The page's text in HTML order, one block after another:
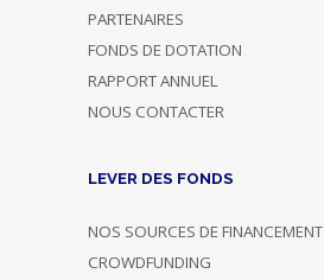
PARTENAIRES
FONDS DE DOTATION
RAPPORT ANNUEL
NOUS CONTACTER
LEVER DES FONDS
NOS SOURCES DE FINANCEMENT
CROWDFUNDING